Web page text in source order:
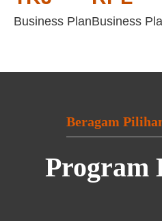
Business PlanBusiness
Beragam
Program